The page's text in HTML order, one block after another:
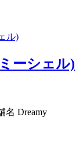
ーシェル)
名 Dreamy